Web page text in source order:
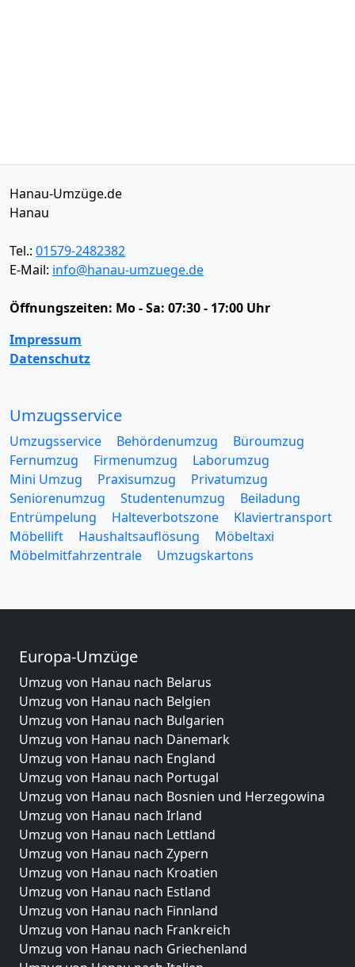
Hanau-Umzüge.de
Hanau
Tel.: 01579-2482382
E-Mail: info@hanau-umzuege.de
Öffnungszeiten: Mo - Sa: 07:30 - 17:00 Uhr
Impressum
Datenschutz
Umzugsservice
Umzugsservice Behördenumzug
Büroumzug
Fernumzug
Firmenumzug
Laborumzug
Mini Umzug
Praxisumzug
Privatumzug
Seniorenumzug
Studentenumzug
Beiladung
Entrümpelung
Halteverbotszone
Klaviertransport
Möbellift
Haushaltsauflösung
Möbeltaxi
Möbelmitfahrzentrale
Umzugskartons
Europa-Umzüge
Umzug von Hanau nach Belarus
Umzug von Hanau nach Belgien
Umzug von Hanau nach Bulgarien
Umzug von Hanau nach Dänemark
Umzug von Hanau nach England
Umzug von Hanau nach Portugal
Umzug von Hanau nach Bosnien und Herzegowina
Umzug von Hanau nach Irland
Umzug von Hanau nach Lettland
Umzug von Hanau nach Zypern
Umzug von Hanau nach Kroatien
Umzug von Hanau nach Estland
Umzug von Hanau nach Finnland
Umzug von Hanau nach Frankreich
Umzug von Hanau nach Griechenland